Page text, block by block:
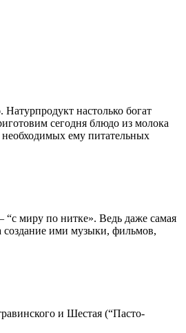
настолько богат
сегодня блюдо из молока
ему питательных
миру по нитке». Ведь даже самая
ими музыки, фильмов,
и Шестая (“Пасто­